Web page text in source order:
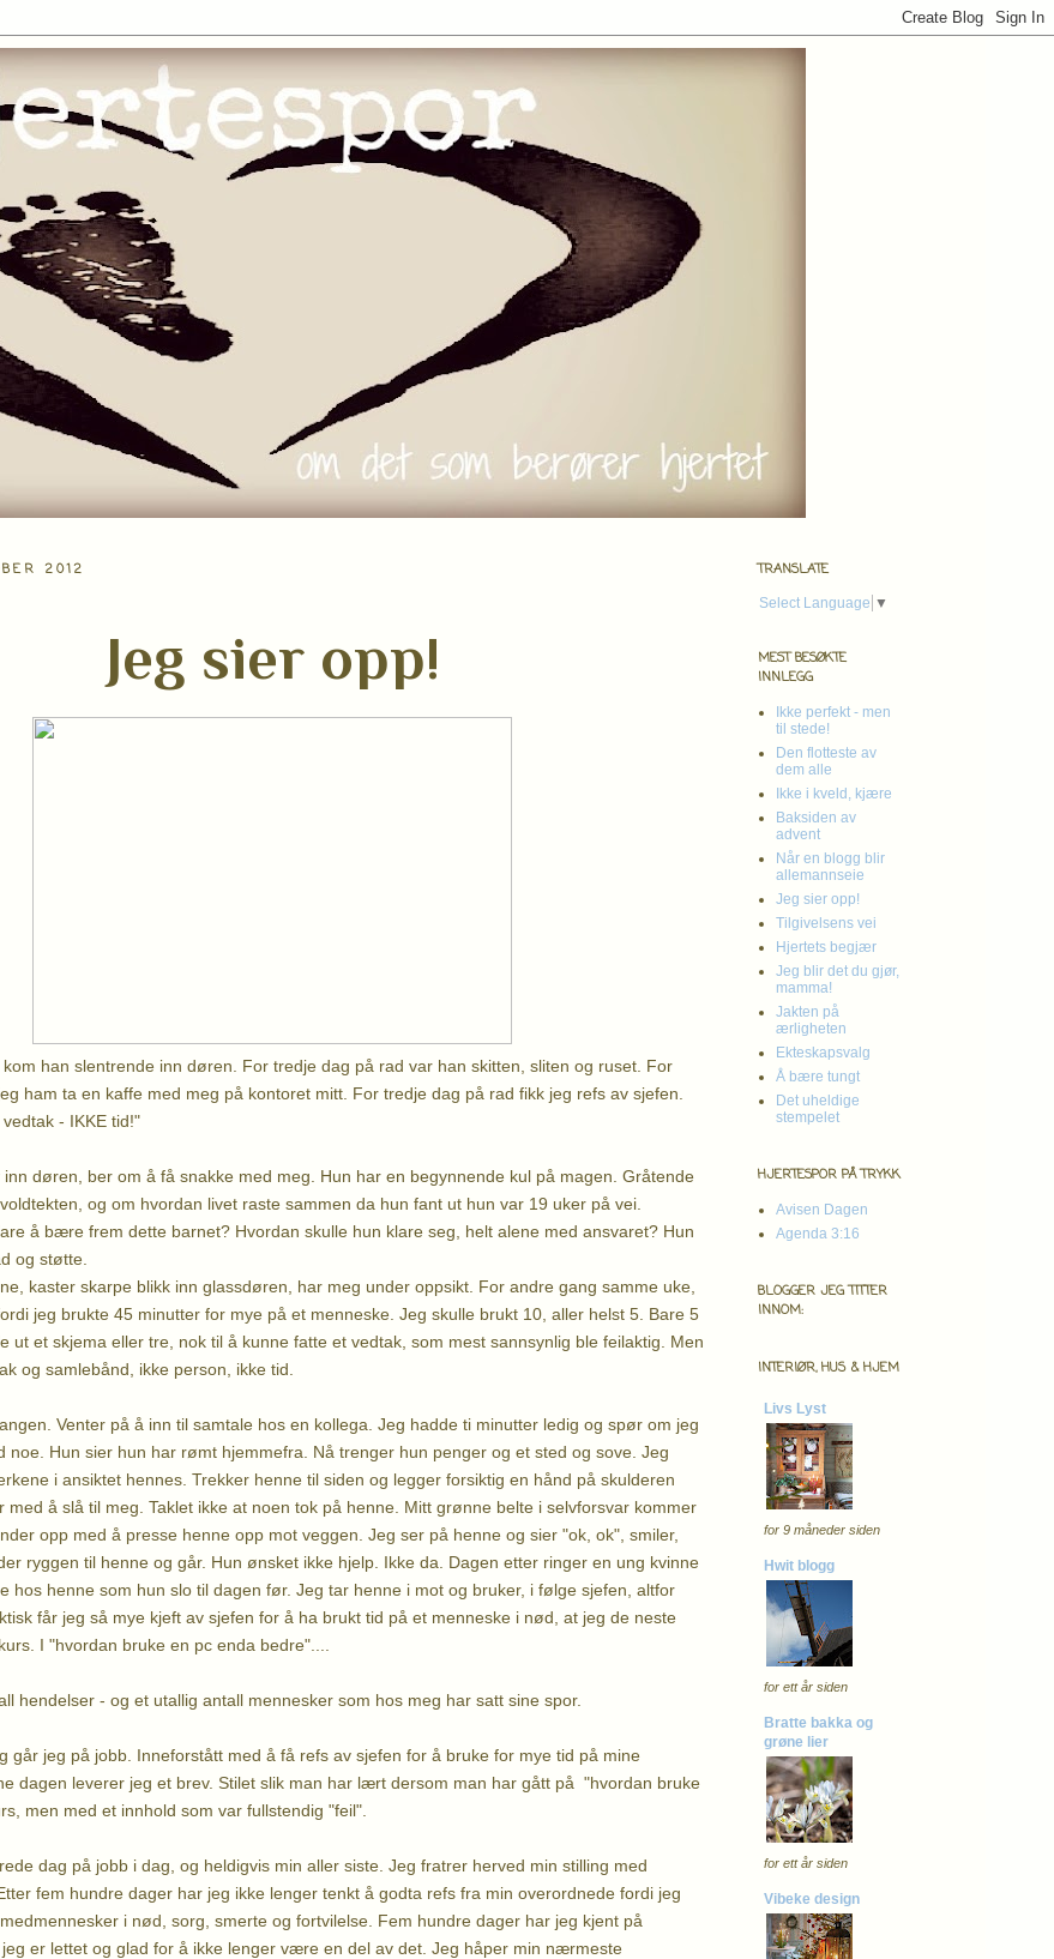
2012
Jeg sier opp!
han slentrende inn døren. For tredje dag på rad var han skitten, sliten og ruset. For
ham ta en kaffe med meg på kontoret mitt. For tredje dag på rad fikk jeg refs av sjefen.
vedtak - IKKE tid!"
døren, ber om å få snakke med meg. Hun har en begynnende kul på magen. Gråtende
og om hvordan livet raste sammen da hun fant ut hun var 19 uker på vei.
å bære frem dette barnet? Hvordan skulle hun klare seg, helt alene med ansvaret? Hun
og støtte.
kaster skarpe blikk inn glassdøren, har meg under oppsikt. For andre gang samme uke,
jeg brukte 45 minutter for mye på et menneske. Jeg skulle brukt 10, aller helst 5. Bare 5
ut et skjema eller tre, nok til å kunne fatte et vedtak, som mest sannsynlig ble feilaktig. Men
og samlebånd, ikke person, ikke tid.
Venter på å inn til samtale hos en kollega. Jeg hadde ti minutter ledig og spør om jeg
noe. Hun sier hun har rømt hjemmefra. Nå trenger hun penger og et sted og sove. Jeg
i ansiktet hennes. Trekker henne til siden og legger forsiktig en hånd på skulderen
med å slå til meg. Taklet ikke at noen tok på henne. Mitt grønne belte i selvforsvar kommer
opp med å presse henne opp mot veggen. Jeg ser på henne og sier "ok, ok", smiler,
ryggen til henne og går. Hun ønsket ikke hjelp. Ikke da. Dagen etter ringer en ung kvinne
hos henne som hun slo til dagen før. Jeg tar henne i mot og bruker, i følge sjefen, altfor
får jeg så mye kjeft av sjefen for å ha brukt tid på et menneske i nød, at jeg de neste
I "hvordan bruke en pc enda bedre"....
hendelser - og et utallig antall mennesker som hos meg har satt sine spor.
går jeg på jobb. Inneforstått med å få refs av sjefen for å bruke for mye tid på mine
dagen leverer jeg et brev. Stilet slik man har lært dersom man har gått på "hvordan bruke
men med et innhold som var fullstendig "feil".
dag på jobb i dag, og heldigvis min aller siste. Jeg fratrer herved min stilling med
fem hundre dager har jeg ikke lenger tenkt å godta refs fra min overordnede fordi jeg
i nød, sorg, smerte og fortvilelse. Fem hundre dager har jeg kjent på
er lettet og glad for å ikke lenger være en del av det. Jeg håper min nærmeste
TRANSLATE
Select Language ▼
MEST BESØKTE
INNLEGG
Ikke perfekt - men
til stede!
Den flotteste av
dem alle
Ikke i kveld, kjære
Baksiden av
advent
Når en blogg blir
allemannseie
Jeg sier opp!
Tilgivelsens vei
Hjertets begjær
Jeg blir det du gjør,
mamma!
Jakten på
ærligheten
Ekteskapsvalg
Å bære tungt
Det uheldige
stempelet
HJERTESPOR PÅ TRYKK
Avisen Dagen
Agenda 3:16
BLOGGER JEG TITTER
INNOM:
INTERIØR, HUS & HJEM
Livs Lyst
for 9 måneder siden
Hwit blogg
for ett år siden
Bratte bakka og
grøne lier
for ett år siden
Vibeke design